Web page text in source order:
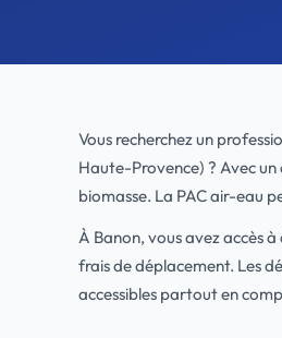
Vous recherchez un
Haute-Provence) ? Avec
biomasse. La PAC air-eau
À Banon, vous avez accès
frais de déplacement. Les
accessibles partout en